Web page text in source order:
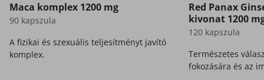
Maca komplex 1200 mg
90 kapszula
A fizikai és szexuális teljesítményt javító
komplex.
Red Panax
kivonat 1200
120 kapszula
Természetes
fokozására és az